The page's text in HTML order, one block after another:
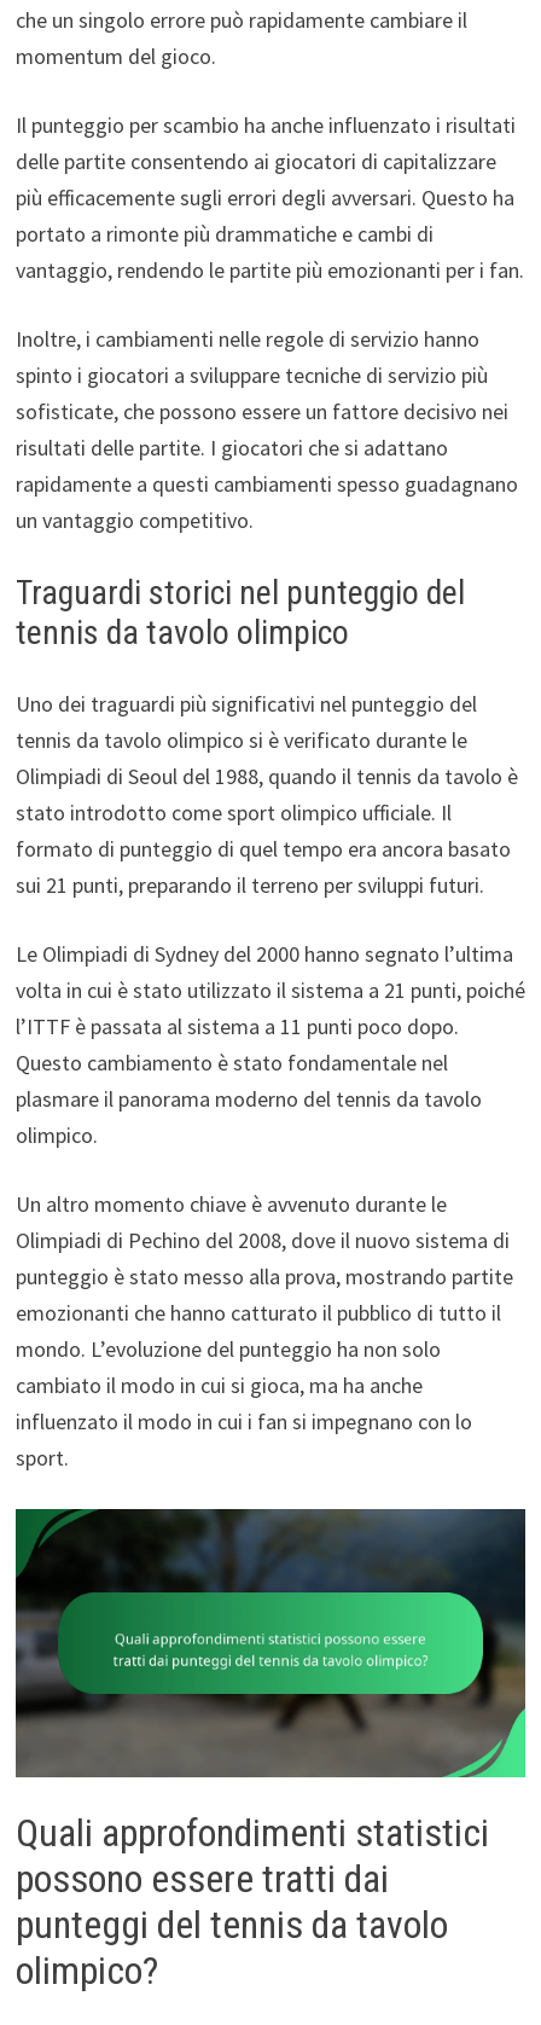
che un singolo errore può rapidamente cambiare il
momentum del gioco.
Il punteggio per scambio ha anche influenzato i risultati
delle partite consentendo ai giocatori di capitalizzare
più efficacemente sugli errori degli avversari. Questo ha
portato a rimonte più drammatiche e cambi di
vantaggio, rendendo le partite più emozionanti per i fan.
Inoltre, i cambiamenti nelle regole di servizio hanno
spinto i giocatori a sviluppare tecniche di servizio più
sofisticate, che possono essere un fattore decisivo nei
risultati delle partite. I giocatori che si adattano
rapidamente a questi cambiamenti spesso guadagnano
un vantaggio competitivo.
Traguardi storici nel punteggio del
tennis da tavolo olimpico
Uno dei traguardi più significativi nel punteggio del
tennis da tavolo olimpico si è verificato durante le
Olimpiadi di Seoul del 1988, quando il tennis da tavolo è
stato introdotto come sport olimpico ufficiale. Il
formato di punteggio di quel tempo era ancora basato
sui 21 punti, preparando il terreno per sviluppi futuri.
Le Olimpiadi di Sydney del 2000 hanno segnato l’ultima
volta in cui è stato utilizzato il sistema a 21 punti, poiché
l’ITTF è passata al sistema a 11 punti poco dopo.
Questo cambiamento è stato fondamentale nel
plasmare il panorama moderno del tennis da tavolo
olimpico.
Un altro momento chiave è avvenuto durante le
Olimpiadi di Pechino del 2008, dove il nuovo sistema di
punteggio è stato messo alla prova, mostrando partite
emozionanti che hanno catturato il pubblico di tutto il
mondo. L’evoluzione del punteggio ha non solo
cambiato il modo in cui si gioca, ma ha anche
influenzato il modo in cui i fan si impegnano con lo
sport.
Quali approfondimenti statistici
possono essere tratti dai
punteggi del tennis da tavolo
olimpico?